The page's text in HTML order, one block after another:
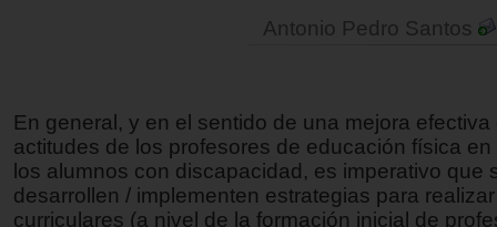
Antonio Pedro Santos
En general, y en el sentido de una mejora efectiva
actitudes de los profesores de educación física en
los alumnos con discapacidad, es imperativo que
desarrollen / implementen estrategias para
curriculares (a nivel de la formación inicial de